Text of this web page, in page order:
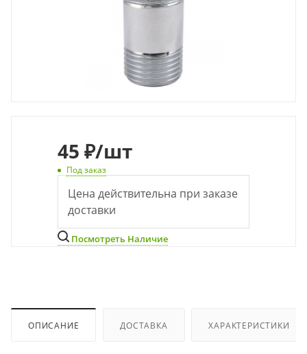
45 ₽/шт
Под заказ
Цена действительна при заказе
доставки
Посмотреть Наличие
ОПИСАНИЕ ДОСТАВКА ХАРАКТЕРИСТИКИ